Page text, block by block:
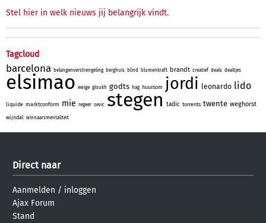
Stel hier in welk nieuws jij belangrijk vindt.
Tagcloud
barcelona belangenverstrengeling berghuis blind blumenkraft brandt creatief deals dealtjes
elsimao ewige gloukh godts hag huursom jordi leonardo lido
liquide marktconform mie regeer sevic stegen tadic torrents twente weghorst
wijndal winnaarsmentaliteit
Direct naar
Aanmelden / inloggen
Ajax Forum
Stand